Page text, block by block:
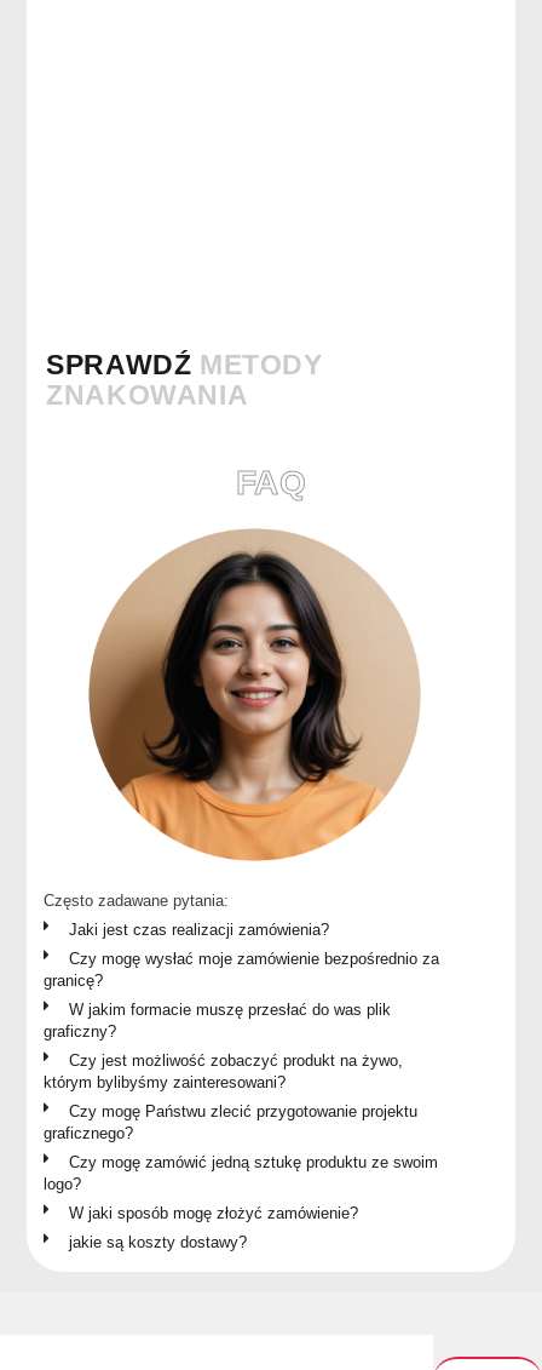
SPRAWDŹ METODY
ZNAKOWANIA
FAQ
Często zadawane pytania:
Jaki jest czas realizacji zamówienia?
Czy mogę wysłać moje zamówienie bezpośrednio za
granicę?
W jakim formacie muszę przesłać do was plik
graficzny?
Czy jest możliwość zobaczyć produkt na żywo,
którym bylibyśmy zainteresowani?
Czy mogę Państwu zlecić przygotowanie projektu
graficznego?
Czy mogę zamówić jedną sztukę produktu ze swoim
logo?
W jaki sposób mogę złożyć zamówienie?
jakie są koszty dostawy?